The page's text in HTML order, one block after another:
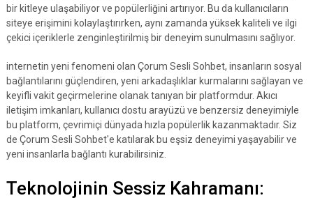
bir kitleye ulaşabiliyor ve popülerliğini artırıyor. Bu da kullanıcıların
siteye erişimini kolaylaştırırken, aynı zamanda yüksek kaliteli ve ilgi
çekici içeriklerle zenginleştirilmiş bir deneyim sunulmasını sağlıyor.
internetin yeni fenomeni olan Çorum Sesli Sohbet, insanların sosyal
bağlantılarını güçlendiren, yeni arkadaşlıklar kurmalarını sağlayan ve
keyifli vakit geçirmelerine olanak tanıyan bir platformdur. Akıcı
iletişim imkanları, kullanıcı dostu arayüzü ve benzersiz deneyimiyle
bu platform, çevrimiçi dünyada hızla popülerlik kazanmaktadır. Siz
de Çorum Sesli Sohbet'e katılarak bu eşsiz deneyimi yaşayabilir ve
yeni insanlarla bağlantı kurabilirsiniz.
Teknolojinin Sessiz Kahramanı: